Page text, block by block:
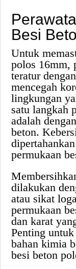
Besi
Untuk
polos 16mm,
teratur
mencegah
lingkungan
satu langkah
adalah
beton.
permukaan
dilakukan
atau sikat
permukaan
dan karat
Penting
bahan kimia
besi beton